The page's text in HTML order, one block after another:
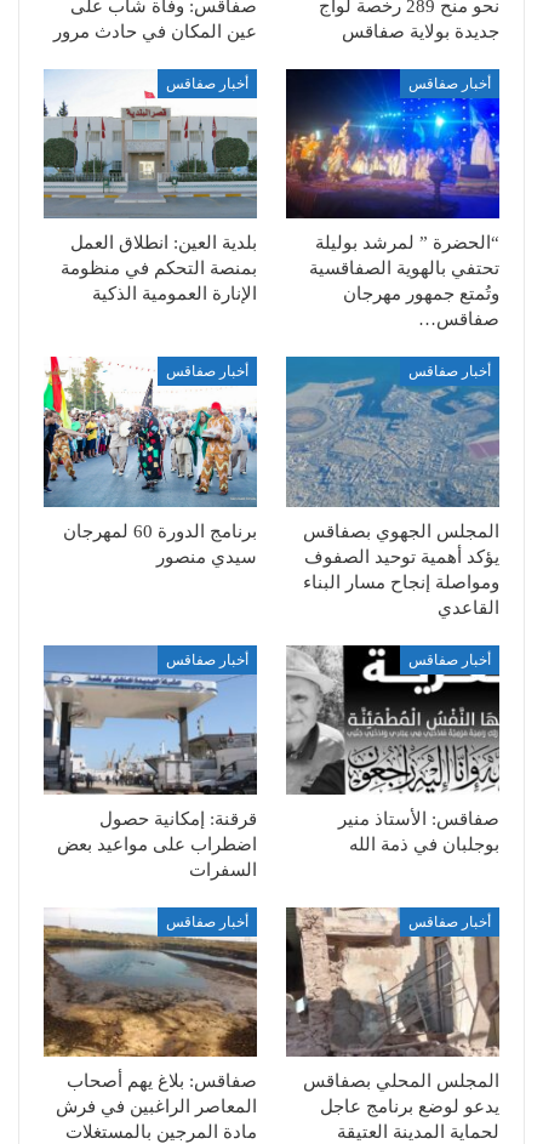
نحو منح 289 رخصة لواج
جديدة بولاية صفاقس
صفاقس: وفاة شاب على
عين المكان في حادث مرور
أخبار صفاقس
“الحضرة ” لمرشد بوليلة
تحتفي بالهوية الصفاقسية
وتُمتع جمهور مهرجان
صفاقس…
أخبار صفاقس
بلدية العين: انطلاق العمل
بمنصة التحكم في منظومة
الإنارة العمومية الذكية
أخبار صفاقس
المجلس الجهوي بصفاقس
يؤكد أهمية توحيد الصفوف
ومواصلة إنجاح مسار البناء
القاعدي
أخبار صفاقس
برنامج الدورة 60 لمهرجان
سيدي منصور
أخبار صفاقس
صفاقس: الأستاذ منير
بوجلبان في ذمة الله
أخبار صفاقس
قرقنة: إمكانية حصول
اضطراب على مواعيد بعض
السفرات
أخبار صفاقس
المجلس المحلي بصفاقس
يدعو لوضع برنامج عاجل
لحماية المدينة العتيقة
أخبار صفاقس
صفاقس: بلاغ يهم أصحاب
المعاصر الراغبين في فرش
مادة المرجين بالمستغلات